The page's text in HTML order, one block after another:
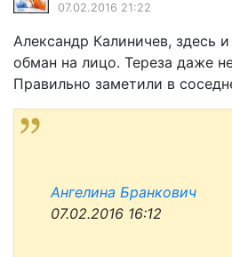
07.02.2016 21:22
Александр Калиничев, здесь и
обман на лицо. Тереза даже
Правильно заметили в
Ангелина Бранкович
07.02.2016 16:12